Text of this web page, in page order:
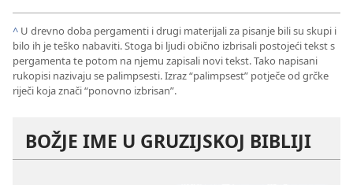
^ U drevno doba pergamenti i drugi materijali za pisanje bili su skupi i
bilo ih je teško nabaviti. Stoga bi ljudi obično izbrisali postojeći tekst s
pergamenta te potom na njemu zapisali novi tekst. Tako napisani
rukopisi nazivaju se palimpsesti. Izraz “palimpsest” potječe od grčke
riječi koja znači “ponovno izbrisan”.
BOŽJE IME U GRUZIJSKOJ BIBLIJI